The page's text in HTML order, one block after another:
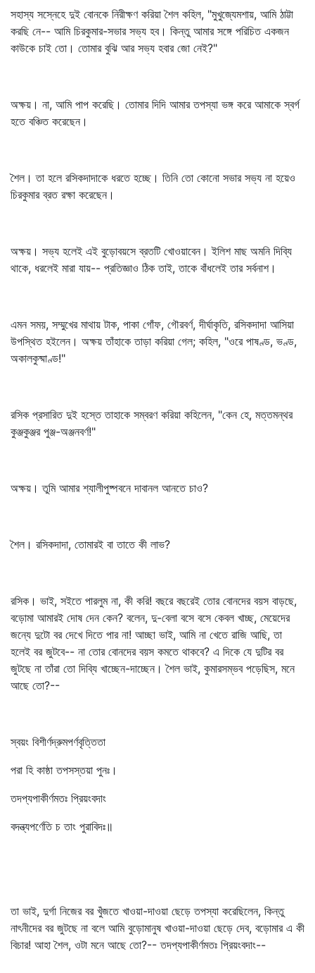
সহাস্য সস্নেহে দুই বোনকে নিরীক্ষণ করিয়া শৈল কহিল, "মুখুজ্যেমশায়, আমি ঠাট্টা
করছি নে-- আমি চিরকুমার-সভার সভ্য হব। কিন্তু আমার সঙ্গে পরিচিত একজন
কাউকে চাই তো। তোমার বুঝি আর সভ্য হবার জো নেই?"
অক্ষয়। না, আমি পাপ করেছি। তোমার দিদি আমার তপস্যা ভঙ্গ করে আমাকে স্বর্গ
হতে বঞ্চিত করেছেন।
শৈল। তা হলে রসিকদাদাকে ধরতে হচ্ছে। তিনি তো কোনো সভার সভ্য না হয়েও
চিরকুমার ব্রত রক্ষা করেছেন।
অক্ষয়। সভ্য হলেই এই বুড়োবয়সে ব্রতটি খোওয়াবেন। ইলিশ মাছ অমনি দিব্যি
থাকে, ধরলেই মারা যায়-- প্রতিজ্ঞাও ঠিক তাই, তাকে বাঁধলেই তার সর্বনাশ।
এমন সময়, সম্মুখের মাথায় টাক, পাকা গোঁফ, গৌরবর্ণ, দীর্ঘাকৃতি, রসিকদাদা আসিয়া
উপস্থিত হইলেন। অক্ষয় তাঁহাকে তাড়া করিয়া গেল; কহিল, "ওরে পাষণ্ড, ভণ্ড,
অকালকুষ্মাণ্ড!"
রসিক প্রসারিত দুই হস্তে তাহাকে সম্বরণ করিয়া কহিলেন, "কেন হে, মত্তমন্থর
কুঞ্জকুঞ্জর পুঞ্জ-অঞ্জনবর্ণ!"
অক্ষয়। তুমি আমার শ্যালীপুষ্পবনে দাবানল আনতে চাও?
শৈল। রসিকদাদা, তোমারই বা তাতে কী লাভ?
রসিক। ভাই, সইতে পারলুম না, কী করি! বছরে বছরেই তোর বোনদের বয়স বাড়ছে,
বড়োমা আমারই দোষ দেন কেন? বলেন, দু-বেলা বসে বসে কেবল খাচ্ছ, মেয়েদের
জন্যে দুটো বর দেখে দিতে পার না! আচ্ছা ভাই, আমি না খেতে রাজি আছি, তা
হলেই বর জুটবে-- না তোর বোনদের বয়স কমতে থাকবে? এ দিকে যে দুটির বর
জুটছে না তাঁরা তো দিব্যি খাচ্ছেন-দাচ্ছেন। শৈল ভাই, কুমারসম্ভব পড়েছিস, মনে
আছে তো?--
স্বয়ং বিশীর্ণদ্রুমপর্ণবৃত্তিতা
পরা হি কাষ্ঠা তপসস্তয়া পুনঃ।
তদপ্যপাকীর্ণমতঃ প্রিয়ংবদাং
বদন্ত্যপর্ণেতি চ তাং পুরাবিদঃ॥
তা ভাই, দুর্গা নিজের বর খুঁজতে খাওয়া-দাওয়া ছেড়ে তপস্যা করেছিলেন, কিন্তু
নাৎনীদের বর জুটছে না বলে আমি বুড়োমানুষ খাওয়া-দাওয়া ছেড়ে দেব, বড়োমার এ কী
বিচার! আহা শৈল, ওটা মনে আছে তো?-- তদপ্যপাকীর্ণমতঃ প্রিয়ংবদাং--